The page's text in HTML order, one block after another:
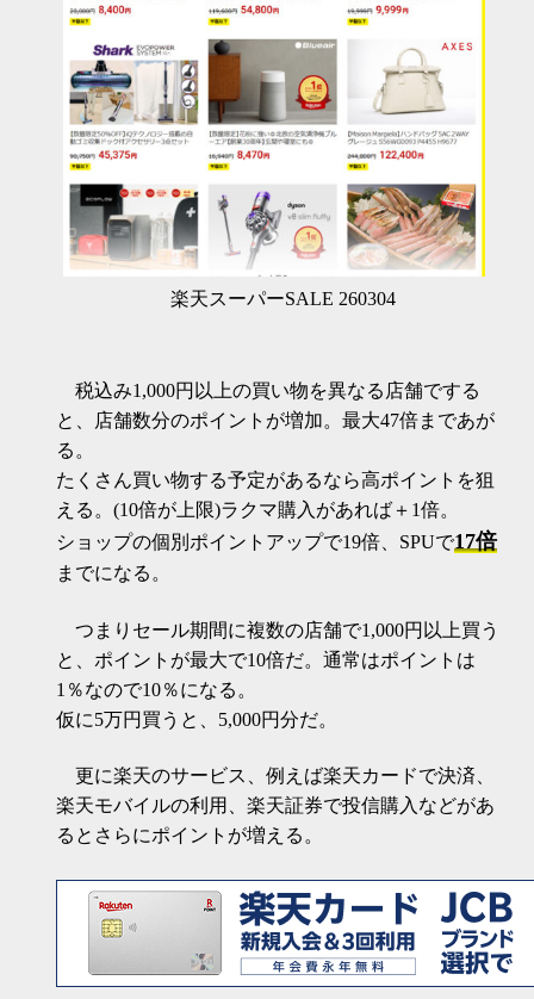
楽天スーパーSALE 260304
税込み1,000円以上の買い物を異なる店舗でする
と、店舗数分のポイントが増加。最大47倍まであが
る。
たくさん買い物する予定があるなら高ポイントを狙
える。(10倍が上限)ラクマ購入があれば＋1倍。
ショップの個別ポイントアップで19倍、SPUで17倍
までになる。
つまりセール期間に複数の店舗で1,000円以上買う
と、ポイントが最大で10倍だ。通常はポイントは
1％なので10％になる。
仮に5万円買うと、5,000円分だ。
更に楽天のサービス、例えば楽天カードで決済、
楽天モバイルの利用、楽天証券で投信購入などがあ
るとさらにポイントが増える。